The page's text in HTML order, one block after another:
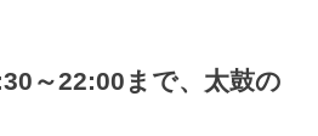
～22:00まで、太鼓の